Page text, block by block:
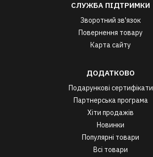
СЛУЖБА ПІДТРИМКИ
Зворотний зв'язок
Повернення товару
Карта сайту
ДОДАТКОВО
Подарункові сертифікати
Партнерська програма
Хіти продажів
Новинки
Популярні товари
Всі товари